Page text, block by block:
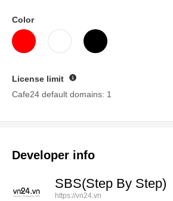
Color
License limit
Cafe24 default domains: 1
Developer info
SBS(Step By Step)
https://vn24.vn